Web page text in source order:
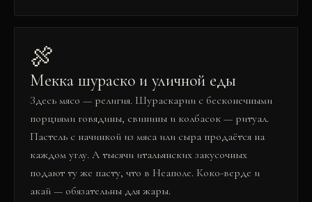
🍖
Мекка шураско и уличной еды
Здесь мясо — религия. Шураскарии с бесконечными
порциями говядины, свинины и колбасок — ритуал.
Пастель с начинкой из мяса или сыра продаётся на
каждом углу. А тысячи итальянских закусочных
подают ту же пасту, что в Неаполе. Коко-верде и
акай — обязательны для жары.